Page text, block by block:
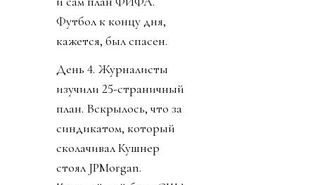
Футбол к концу дня,
кажется, был спасен.
День 4. Журналисты
изучили 25-страничный
план. Вскрылось, что за
синдикатом, который
сколачивал Кушнер
стоял JPMorgan.